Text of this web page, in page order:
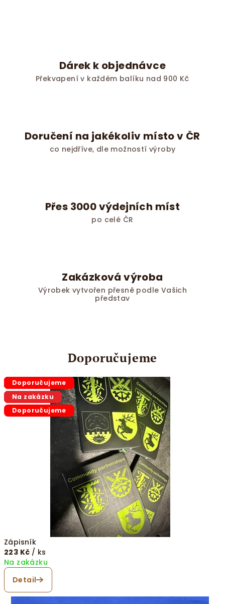
Dárek k objednávce
Překvapení v každém balíku nad 900 Kč
Doručení na jakékoliv místo v ČR
co nejdříve, dle možností výroby
Přes 3000 výdejních míst
po celé ČR
Zakázková výroba
Výrobek vytvořen přesně podle Vašich
představ
Doporučujeme
Doporučujeme
Na zakázku
Zápisník
223 Kč / ks
Na zakázku
Detail
Doporučujeme
Doporučujeme
Na zakázku
Tip
Doporučujeme
Doporučujeme
Na zakázku
Doporučujeme
Doporučujeme
Na zakázku
Doporučujeme
Na zakázku
Doporučujeme
Na zakázku